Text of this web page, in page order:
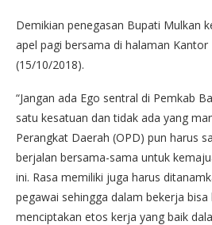
Demikian penegasan Bupati Mulkan
apel pagi bersama di halaman Kantor
(15/10/2018).
“Jangan ada Ego sentral di Pemkab
satu kesatuan dan tidak ada yang
Perangkat Daerah (OPD) pun harus
berjalan bersama-sama untuk
ini. Rasa memiliki juga harus
pegawai sehingga dalam bekerja
menciptakan etos kerja yang baik